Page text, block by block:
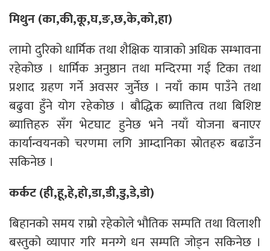
मिथुन (का,की,कू,घ,ङ,छ,के,को,हा)
लामो दुरिको धार्मिक तथा शैक्षिक यात्राको अधिक सम्भावना
रहेकोछ । धार्मिक अनुष्ठान तथा मन्दिरमा गई टिका तथा
प्रशाद ग्रहण गर्ने अवसर जुर्नेछ । नयाँ काम पाउँने तथा
बढुवा हुँने योग रहेकोछ । बौद्धिक ब्यात्तित्व तथा बिशिष्ट
ब्यात्तिहरु सँग भेटघाट हुनेछ भने नयाँ योजना बनाएर
कार्यान्वयनको चरणमा लगि आम्दानिका स्रोतहरु बढाउँन
सकिनेछ ।
कर्कट (ही,हू,हे,हो,डा,डी,डु,डे,डो)
बिहानको समय राम्रो रहेकोले भौतिक सम्पति तथा विलाशी
बस्तुको व्यापार गरि मनग्गे धन सम्पति जोड्न सकिनेछ ।